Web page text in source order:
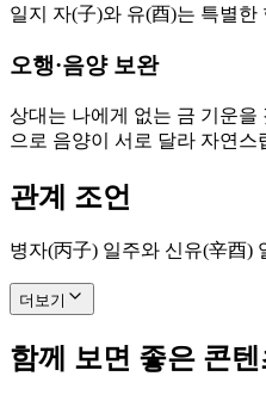
일지 자(子)와 유(酉)는 특별
오행·음양 보완
상대는 나에게 없는 금 기운을
으로 음양이 서로 달라 자연스
관계 조언
병자(丙子) 일주와 신유(辛酉)
더보기
함께 보면 좋은 콘